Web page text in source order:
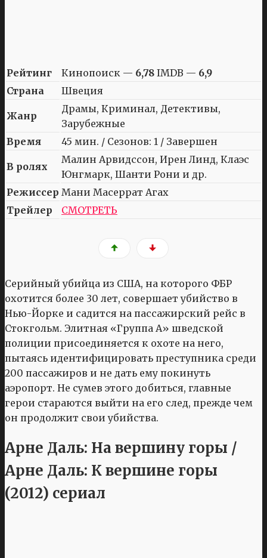
Рейтинг Кинопоиск — 6,78 IMDB — 6,9
Страна
Швеция
Жанр
Драмы, Криминал, Детективы,
Зарубежные
Время
45 мин. / Сезонов: 1 / Завершен
В ролях
Малин Арвидссон, Ирен Линд, Клаэс
Юнгмарк, Шанти Рони и др.
Режиссер Мани Масеррат Агах
Трейлер
СМОТРЕТЬ
Серийный убийца из США, на которого ФБР
охотится более 30 лет, совершает убийство в
Нью-Йорке и садится на пассажирский рейс в
Стокгольм. Элитная «Группа А» шведской
полиции присоединяется к охоте на него,
пытаясь идентифицировать преступника среди
200 пассажиров и не дать ему покинуть
аэропорт. Не сумев этого добиться, главные
герои стараются выйти на его след, прежде чем
он продолжит свои убийства.
Арне Даль: На вершину горы /
Арне Даль: К вершине горы
(2012) сериал